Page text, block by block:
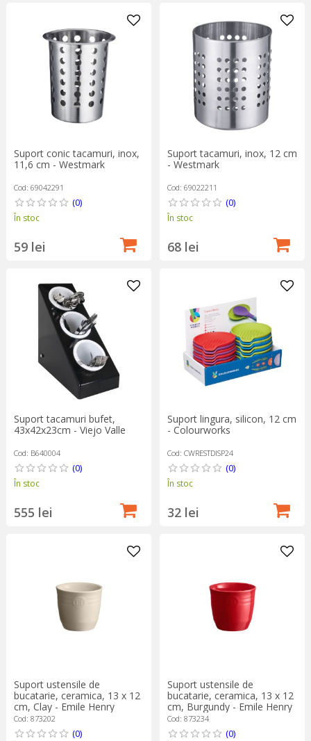
Suport conic tacamuri, inox,
11,6 cm - Westmark
Cod: 69042291
(0)
În stoc
59 lei
Suport tacamuri, inox, 12 cm
- Westmark
Cod: 69022211
(0)
În stoc
68 lei
Suport tacamuri bufet,
43x42x23cm - Viejo Valle
Cod: B640004
(0)
În stoc
555 lei
Suport lingura, silicon, 12 cm
- Colourworks
Cod: CWRESTDISP24
(0)
În stoc
32 lei
Suport ustensile de
bucatarie, ceramica, 13 x 12
cm, Clay - Emile Henry
Cod: 873202
(0)
Suport ustensile de
bucatarie, ceramica, 13 x 12
cm, Burgundy - Emile Henry
Cod: 873234
(0)